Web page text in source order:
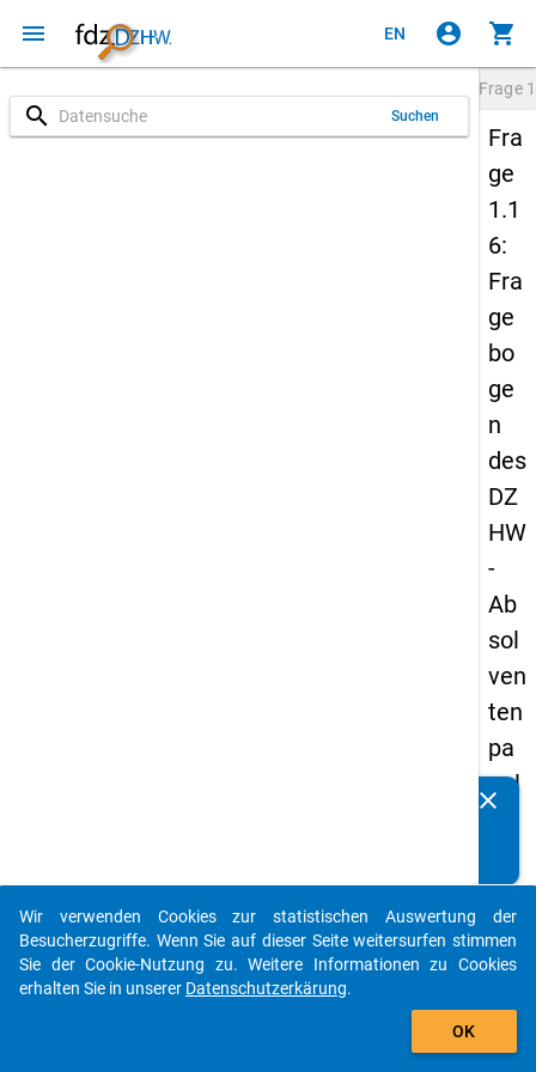
menu EN account_circle shopping_cart
search Suchen
Frage
Fra
ge
1.1
6:
Fra
ge
bo
ge
n
des
DZ
HW
-
Ab
sol
ven
ten
pa
nel
89
-
ers
clear
auto_stories
add_shopping_cart
Wir verwenden Cookies zur statistischen Auswertung der
Besucherzugriffe. Wenn Sie auf dieser Seite weitersurfen stimmen
Sie der Cookie-Nutzung zu. Weitere Informationen zu Cookies
erhalten Sie in unserer Datenschutzerkärung.
OK